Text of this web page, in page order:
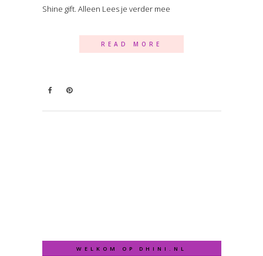
Shine gift. Alleen Lees je verder mee
READ MORE
WELKOM OP DHINI.NL